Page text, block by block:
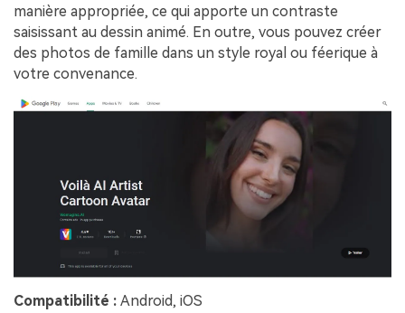
manière appropriée, ce qui apporte un contraste
saisissant au dessin animé. En outre, vous pouvez créer
des photos de famille dans un style royal ou féerique à
votre convenance.
Compatibilité : Android, iOS